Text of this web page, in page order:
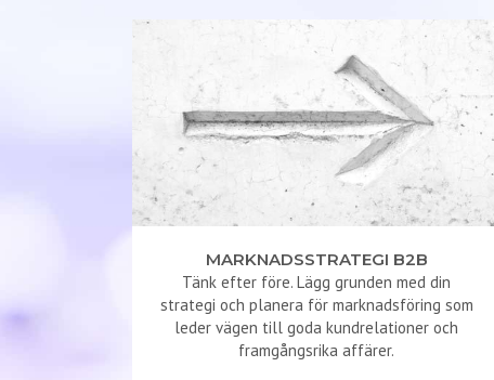
MARKNADSSTRATEGI B2B
Tänk efter före. Lägg grunden med din
strategi och planera för marknadsföring som
leder vägen till goda kundrelationer och
framgångsrika affärer.